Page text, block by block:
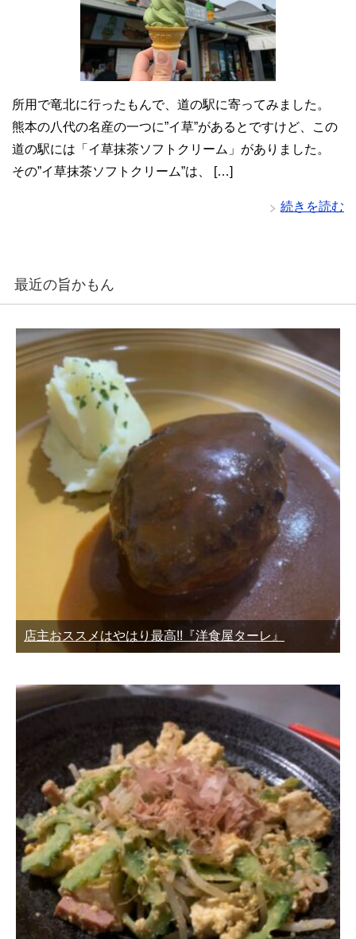
所用で竜北に行ったもんで、道の駅に寄ってみました。
熊本の八代の名産の一つに”イ草”があるとですけど、この
道の駅には「イ草抹茶ソフトクリーム」がありました。
その”イ草抹茶ソフトクリーム”は、 […]
続きを読む
最近の旨かもん
店主おススメはやはり最高!!『洋食屋ターレ』